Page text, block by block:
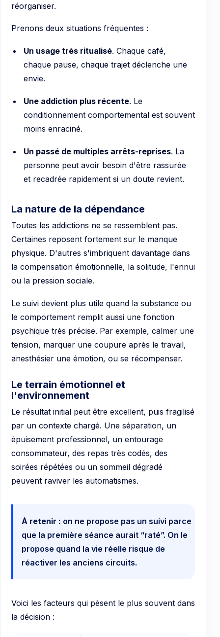
réorganiser.
Prenons deux situations fréquentes :
Un usage très ritualisé. Chaque café,
chaque pause, chaque trajet déclenche une
envie.
Une addiction plus récente. Le
conditionnement comportemental est souvent
moins enraciné.
Un passé de multiples arrêts-reprises. La
personne peut avoir besoin d'être rassurée
et recadrée rapidement si un doute revient.
La nature de la dépendance
Toutes les addictions ne se ressemblent pas.
Certaines reposent fortement sur le manque
physique. D'autres s'imbriquent davantage dans
la compensation émotionnelle, la solitude, l'ennui
ou la pression sociale.
Le suivi devient plus utile quand la substance ou
le comportement remplit aussi une fonction
psychique très précise. Par exemple, calmer une
tension, marquer une coupure après le travail,
anesthésier une émotion, ou se récompenser.
Le terrain émotionnel et
l'environnement
Le résultat initial peut être excellent, puis fragilisé
par un contexte chargé. Une séparation, un
épuisement professionnel, un entourage
consommateur, des repas très codés, des
soirées répétées ou un sommeil dégradé
peuvent raviver les automatismes.
À retenir : on ne propose pas un suivi parce
que la première séance aurait “raté”. On le
propose quand la vie réelle risque de
réactiver les anciens circuits.
Voici les facteurs qui pèsent le plus souvent dans
la décision :